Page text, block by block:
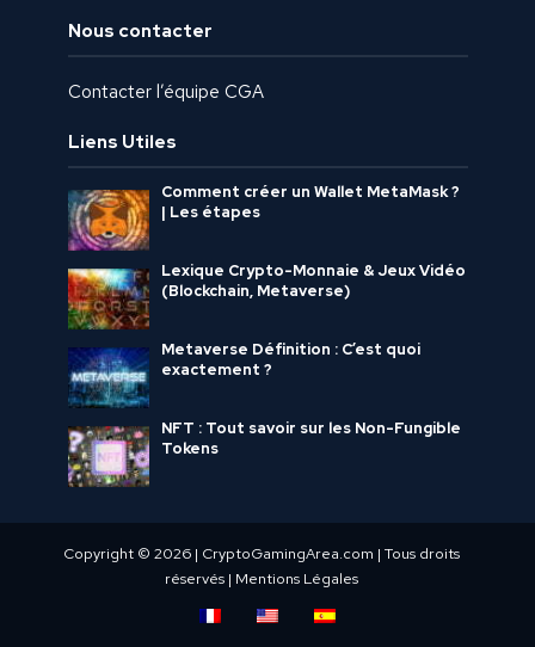
Nous contacter
Contacter l’équipe CGA
Liens Utiles
Comment créer un Wallet MetaMask ?
| Les étapes
Lexique Crypto-Monnaie & Jeux Vidéo
(Blockchain, Metaverse)
Metaverse Définition : C’est quoi
exactement ?
NFT : Tout savoir sur les Non-Fungible
Tokens
Copyright © 2026 | CryptoGamingArea.com | Tous droits
réservés | Mentions Légales